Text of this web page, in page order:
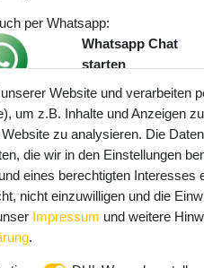
per Whatsapp:
Whatsapp Chat
starten
inkl. gesetzl. MwSt. und
und Versandkosten
Website und verarbeiten
um z.B. Inhalte und Anzeigen
zu analysieren. Die
die wir in den Einstellungen
eines berechtigten Interesses
nicht einzuwilligen und die
Impressum und weitere
.